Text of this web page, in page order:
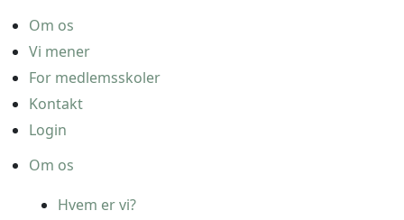
Om os
Vi mener
For medlemsskoler
Kontakt
Login
Om os
Hvem er vi?